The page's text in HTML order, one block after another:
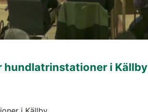
hundlatrinstationer i Källby